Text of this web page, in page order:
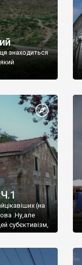
знаходиться
(на
.Ну,але
субєктивізм,